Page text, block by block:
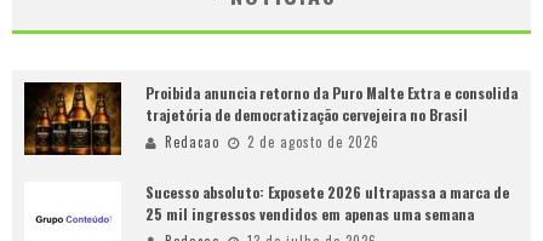
Proibida anuncia retorno da Puro Malte Extra e consolida
trajetória de democratização cervejeira no Brasil
Redacao 2 de agosto de 2026
Sucesso absoluto: Exposete 2026 ultrapassa a marca de
25 mil ingressos vendidos em apenas uma semana